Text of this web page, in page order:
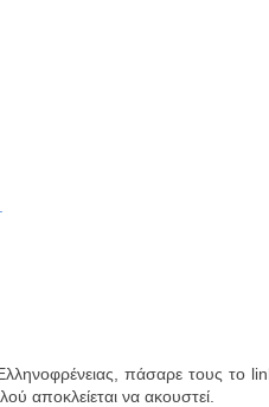
πάσαρε τους το
αποκλείεται να ακουστεί.